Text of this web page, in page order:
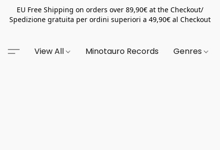
EU Free Shipping on orders over 89,90€ at the Checkout/
Spedizione gratuita per ordini superiori a 49,90€ al Checkout
View All Minotauro Records Genres